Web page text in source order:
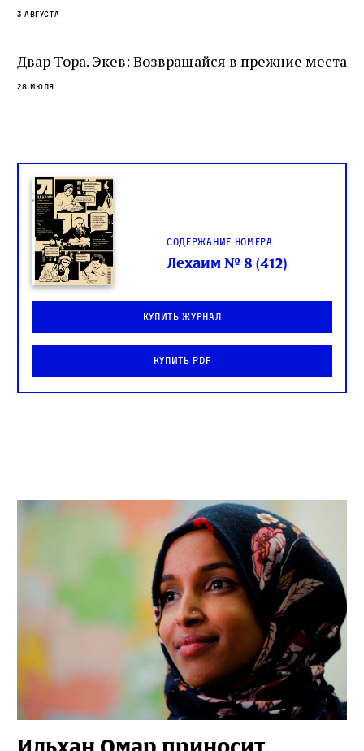
3 августа
Двар Тора. Экев: Возвращайся в прежние места
28 июля
Содержание номера
Лехаим № 8 (412)
Купить журнал
Купить PDF